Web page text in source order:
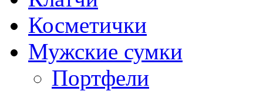
Косметички
Мужские сумки
Портфели